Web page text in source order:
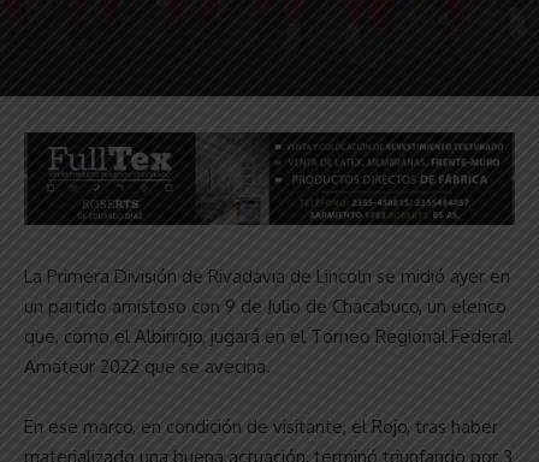
La Primera División de Rivadavia de Lincoln se midió ayer en
un partido amistoso con 9 de Julio de Chacabuco, un elenco
que, como el Albirrojo, jugará en el Torneo Regional Federal
Amateur 2022 que se avecina.
En ese marco, en condición de visitante, el Rojo, tras haber
materializado una buena actuación, terminó triunfando por 3